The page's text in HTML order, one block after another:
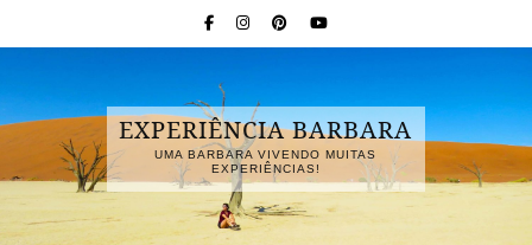
EXPERIÊNCIA BARBARA
UMA BARBARA VIVENDO MUITAS
EXPERIÊNCIAS!